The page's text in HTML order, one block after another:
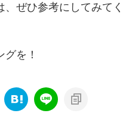
ぜひ参考にしてみてく
を！